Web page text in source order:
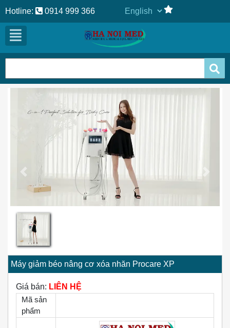
Hotline: 0914 999 366
Previous
Máy giảm béo nâng cơ xóa nhăn Procare XP
Giá bán: LIÊN HỆ
Mã sản
phẩm